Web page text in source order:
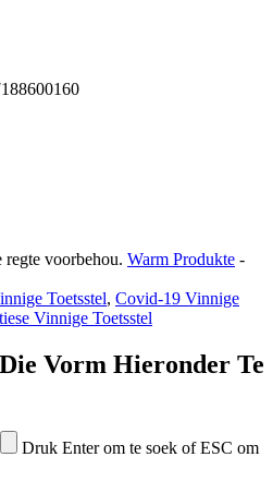
voorbehou. Warm Produkte -
Toetsstel, Covid-19 Vinnige
Vinnige Toetsstel
Vorm Hieronder Te
Druk Enter om te soek of ESC om